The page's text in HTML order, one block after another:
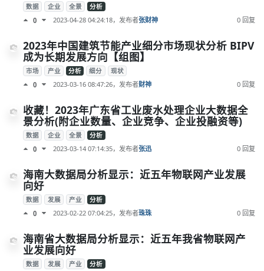
数据 企业 全景 分析
0 2023-04-28 04:24:18，发布者张财神 0 回复
2023年中国建筑节能产业细分市场现状分析 BIPV
成为长期发展方向【组图】
市场 产业 分析 细分 现状
0 2023-03-16 08:47:26，发布者财神 0 回复
收藏！2023年广东省工业废水处理企业大数据全
景分析(附企业数量、企业竞争、企业投融资等)
数据 企业 全景 分析
0 2023-03-14 07:14:35，发布者张迅 0 回复
海南大数据局分析显示：近五年物联网产业发展
向好
数据 发展 产业 分析
0 2023-02-22 07:04:25，发布者珠珠 0 回复
海南省大数据局分析显示：近五年我省物联网产
业发展向好
数据 发展 产业 分析